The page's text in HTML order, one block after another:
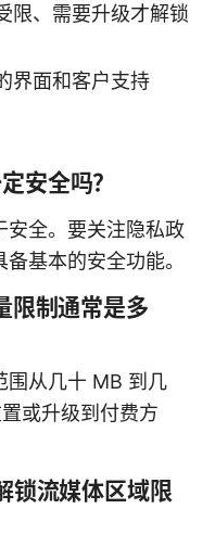
限、需要升级才解锁
界面和客户支持
安全吗？
安全。要关注隐私政
基本的安全功能。
限制通常是多
围从几十 MB 到几
或升级到付费方
锁流媒体区域限